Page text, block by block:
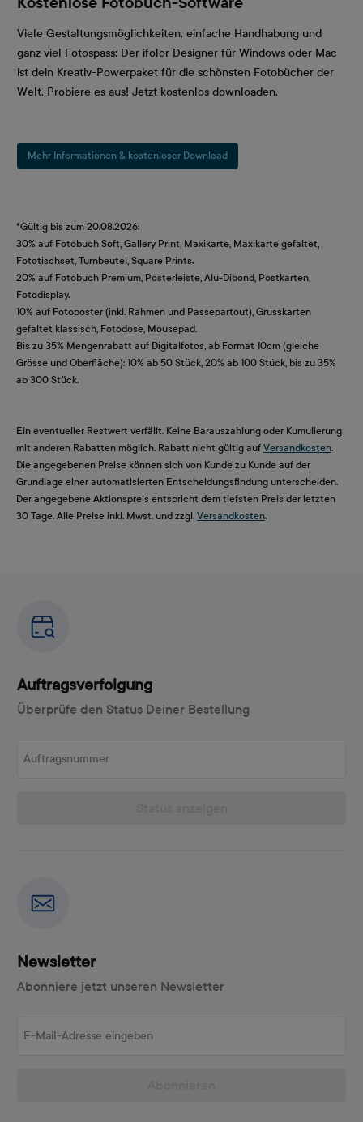
Kostenlose Fotobuch-Software
Viele Gestaltungsmöglichkeiten, einfache Handhabung und
ganz viel Fotospass: Der ifolor Designer für Windows oder Mac
ist dein Kreativ-Powerpaket für die schönsten Fotobücher der
Welt. Probiere es aus! Jetzt kostenlos downloaden.
Mehr Informationen & kostenloser Download
*Gültig bis zum 20.08.2026:
30% auf Fotobuch Soft, Gallery Print, Maxikarte, Maxikarte gefaltet,
Fototischset, Turnbeutel, Square Prints.
20% auf Fotobuch Premium, Posterleiste, Alu-Dibond, Postkarten,
Fotodisplay.
10% auf Fotoposter (inkl. Rahmen und Passepartout), Grusskarten
gefaltet klassisch, Fotodose, Mousepad.
Bis zu 35% Mengenrabatt auf Digitalfotos, ab Format 10cm (gleiche
Grösse und Oberfläche): 10% ab 50 Stück, 20% ab 100 Stück, bis zu 35%
ab 300 Stück.
Ein eventueller Restwert verfällt. Keine Barauszahlung oder Kumulierung
mit anderen Rabatten möglich. Rabatt nicht gültig auf Versandkosten.
Die angegebenen Preise können sich von Kunde zu Kunde auf der
Grundlage einer automatisierten Entscheidungsfindung unterscheiden.
Der angegebene Aktionspreis entspricht dem tiefsten Preis der letzten
30 Tage. Alle Preise inkl. Mwst. und zzgl. Versandkosten.
Auftragsverfolgung
Überprüfe den Status Deiner Bestellung
Newsletter
Abonniere jetzt unseren Newsletter